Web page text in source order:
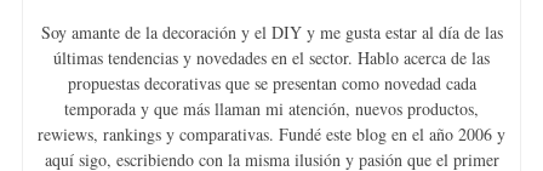
Soy amante de la decoración y el DIY y me gusta estar al día de las
últimas tendencias y novedades en el sector. Hablo acerca de las
propuestas decorativas que se presentan como novedad cada
temporada y que más llaman mi atención, nuevos productos,
rewiews, rankings y comparativas. Fundé este blog en el año 2006 y
aquí sigo, escribiendo con la misma ilusión y pasión que el primer